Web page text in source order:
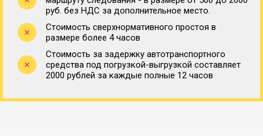
руб. без НДС за дополнительное место.
Стоимость сверхнормативного простоя в
размере более 4 часов
Стоимость за задержку автотранспортного
средства под погрузкой-выгрузкой составляет
2000 рублей за каждые полные 12 часов